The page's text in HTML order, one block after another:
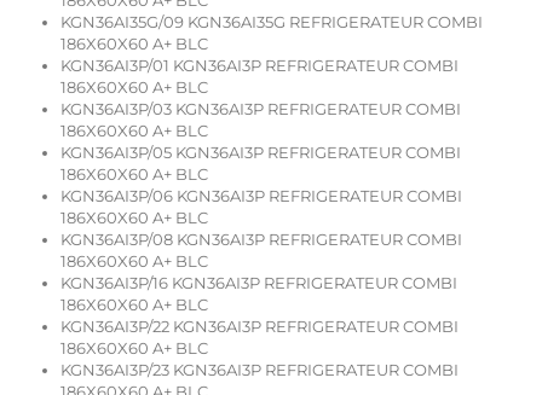
KGN36AI35G/09 KGN36AI35G REFRIGERATEUR COMBI
186X60X60 A+ BLC
KGN36AI3P/01 KGN36AI3P REFRIGERATEUR COMBI
186X60X60 A+ BLC
KGN36AI3P/03 KGN36AI3P REFRIGERATEUR COMBI
186X60X60 A+ BLC
KGN36AI3P/05 KGN36AI3P REFRIGERATEUR COMBI
186X60X60 A+ BLC
KGN36AI3P/06 KGN36AI3P REFRIGERATEUR COMBI
186X60X60 A+ BLC
KGN36AI3P/08 KGN36AI3P REFRIGERATEUR COMBI
186X60X60 A+ BLC
KGN36AI3P/16 KGN36AI3P REFRIGERATEUR COMBI
186X60X60 A+ BLC
KGN36AI3P/22 KGN36AI3P REFRIGERATEUR COMBI
186X60X60 A+ BLC
KGN36AI3P/23 KGN36AI3P REFRIGERATEUR COMBI